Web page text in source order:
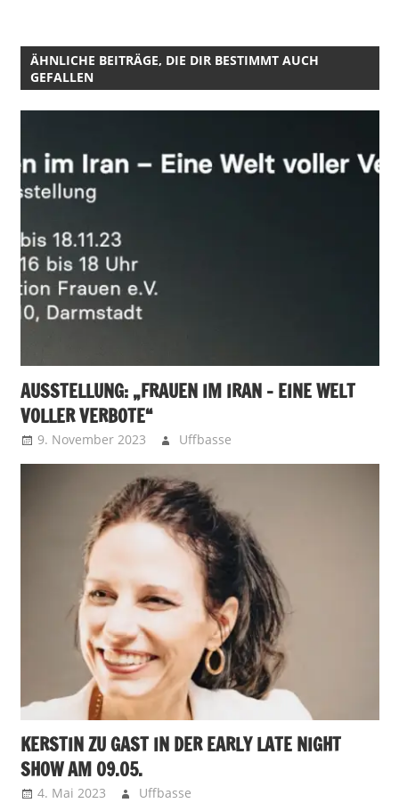
ÄHNLICHE BEITRÄGE, DIE DIR BESTIMMT AUCH
GEFALLEN
AUSSTELLUNG: „FRAUEN IM IRAN – EINE WELT
VOLLER VERBOTE“
9. November 2023 Uffbasse
KERSTIN ZU GAST IN DER EARLY LATE NIGHT
SHOW AM 09.05.
4. Mai 2023 Uffbasse